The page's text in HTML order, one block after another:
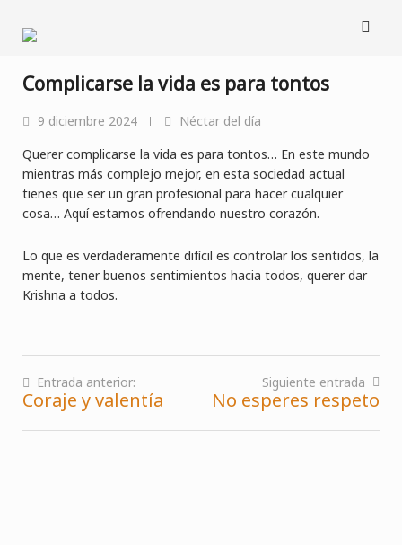
contenido
Complicarse la vida es para tontos
9 diciembre 2024
Néctar del día
Querer complicarse la vida es para tontos… En este mundo
mientras más complejo mejor, en esta sociedad actual
tienes que ser un gran profesional para hacer cualquier
cosa… Aquí estamos ofrendando nuestro corazón.
Lo que es verdaderamente difícil es controlar los sentidos, la
mente, tener buenos sentimientos hacia todos, querer dar
Krishna a todos.
Navegación
de
Entrada anterior:
Coraje y valentía
Siguiente entrada
No esperes respeto